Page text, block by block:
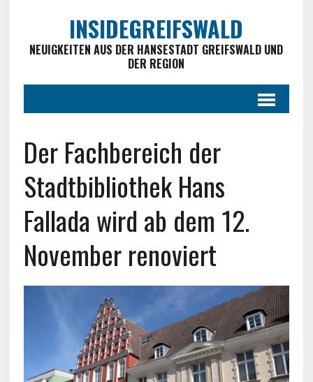
INSIDEGREIFSWALD
NEUIGKEITEN AUS DER HANSESTADT GREIFSWALD UND
DER REGION
Der Fachbereich der
Stadtbibliothek Hans
Fallada wird ab dem 12.
November renoviert